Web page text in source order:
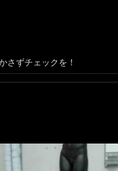
さずチェックを！